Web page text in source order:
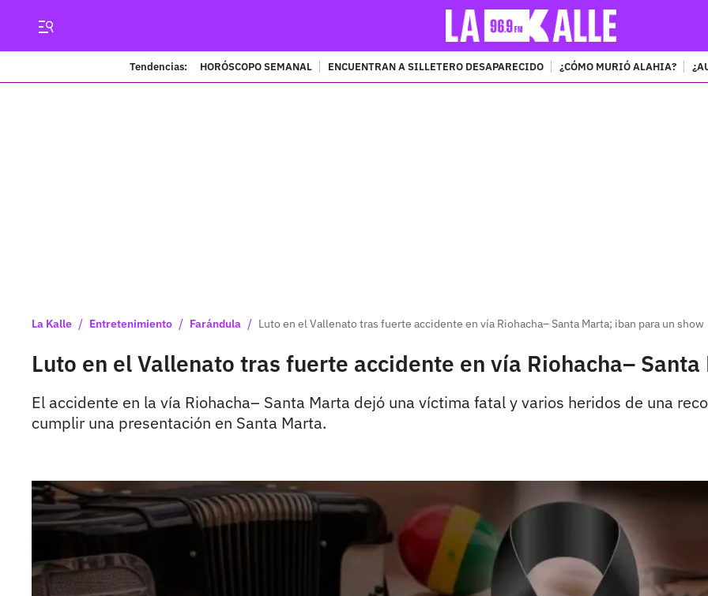
Tendencias: HORÓSCOPO SEMANAL ENCUENTRAN A SILLETERO DESAPARECIDO ¿CÓMO MURIÓ ALAHIA?
La Kalle / Entretenimiento / Farándula / Luto en el Vallenato tras fuerte accidente en vía Riohacha– Santa Marta; iban para un show
Luto en el Vallenato tras fuerte accidente en vía Riohacha–
El accidente en la vía Riohacha– Santa Marta dejó una víctima fatal y varios heridos de una
cumplir una presentación en Santa Marta.